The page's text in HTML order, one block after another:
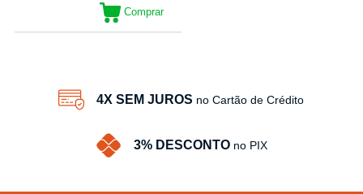
Comprar
4X SEM JUROS no Cartão de Crédito
3% DESCONTO no PIX